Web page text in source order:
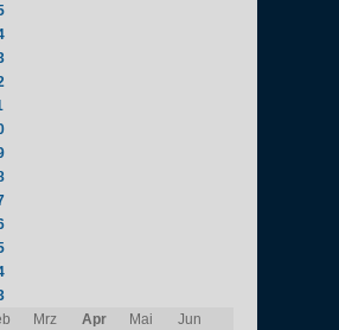
Mrz Apr Mai Jun